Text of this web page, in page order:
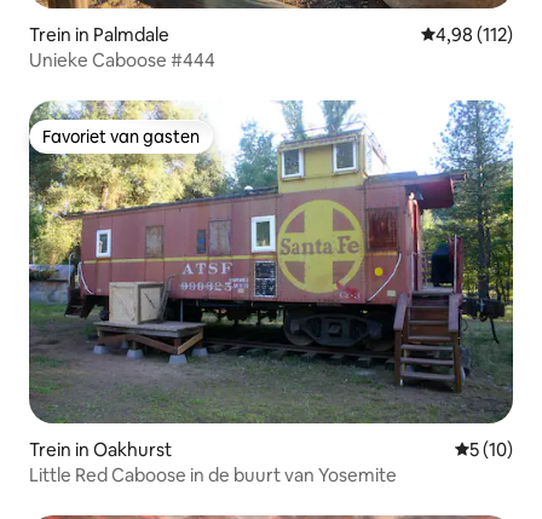
Trein in Palmdale Gemiddelde
4,98 (112)
Unieke Caboose #444
Favoriet van gasten
Favoriet van gasten
Trein in Oakhurst
5 (10)
Little Red Caboose in de buurt van Yosemite